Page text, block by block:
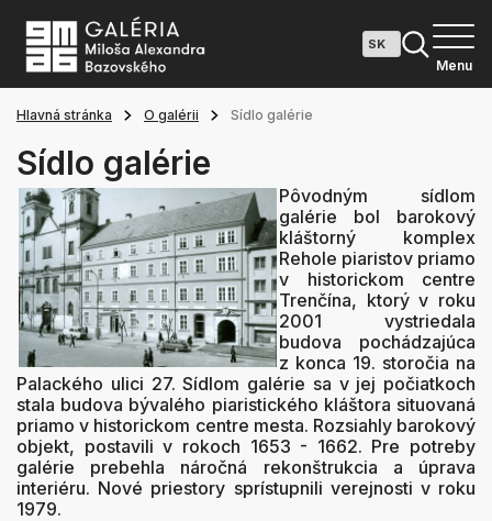
Menu
Hlavná stránka O galérii Sídlo galérie
Sídlo galérie
Pôvodným sídlom
galérie bol barokový
kláštorný komplex
Rehole piaristov priamo
v historickom centre
Trenčína, ktorý v roku
2001 vystriedala
budova pochádzajúca
z konca 19. storočia na
Palackého ulici 27. Sídlom galérie sa v jej počiatkoch
stala budova bývalého piaristického kláštora situovaná
priamo v historickom centre mesta. Rozsiahly barokový
objekt, postavili v rokoch 1653 - 1662. Pre potreby
galérie prebehla náročná rekonštrukcia a úprava
interiéru. Nové priestory sprístupnili verejnosti v roku
1979.